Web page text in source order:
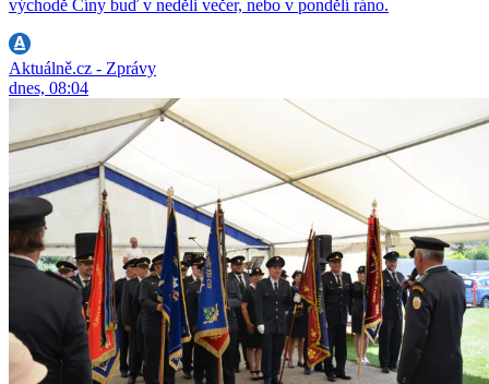
východě Číny buď v neděli večer, nebo v pondělí ráno.
Aktuálně.cz - Zprávy
dnes, 08:04